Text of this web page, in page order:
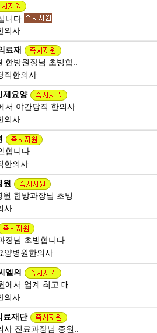
니다
의사
료재
한방원장님 초빙합..
직한의사
제요양
서 야간당직 한의사..
의사
합니다
한의사
원
원 한방과장님 초빙..
사
장님 초빙합니다
양병원한의사
엘의
에서 업계 최고 대..
의사
료재단
사 진료과장님 증원..